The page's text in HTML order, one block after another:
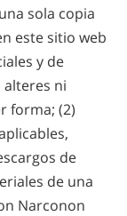
sola copia
este sitio web
y de
alteres ni
forma; (2)
de
de una
Narconon